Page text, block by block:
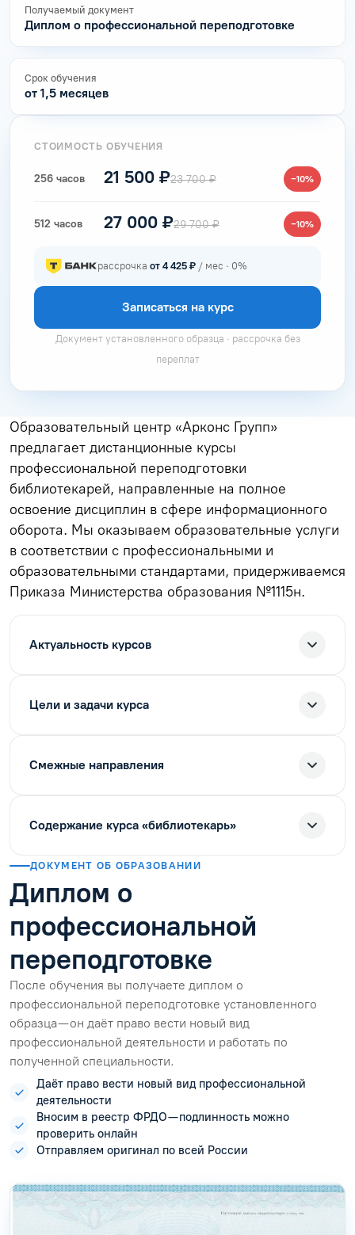
Получаемый документ
Диплом о профессиональной переподготовке
Срок обучения
от 1,5 месяцев
СТОИМОСТЬ ОБУЧЕНИЯ
256 часов 21 500 ₽23 700 ₽ −10%
512 часов 27 000 ₽29 700 ₽ −10%
рассрочка от 4 425 ₽ / мес · 0%
Записаться на курс
Документ установленного образца · рассрочка без
переплат
Образовательный центр «Арконс Групп»
предлагает дистанционные курсы
профессиональной переподготовки
библиотекарей, направленные на полное
освоение дисциплин в сфере информационного
оборота. Мы оказываем образовательные услуги
в соответствии с профессиональными и
образовательными стандартами, придерживаемся
Приказа Министерства образования №1115н.
Актуальность курсов
Цели и задачи курса
Смежные направления
Содержание курса «библиотекарь»
ДОКУМЕНТ ОБ ОБРАЗОВАНИИ
Диплом о
профессиональной
переподготовке
После обучения вы получаете диплом о
профессиональной переподготовке установленного
образца — он даёт право вести новый вид
профессиональной деятельности и работать по
полученной специальности.
Даёт право вести новый вид профессиональной
деятельности
Вносим в реестр ФРДО — подлинность можно
проверить онлайн
Отправляем оригинал по всей России